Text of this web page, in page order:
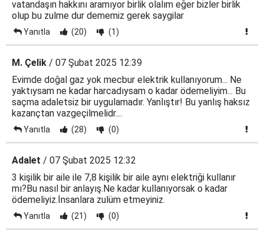
vatandaşın hakkını aramıyor birlik olalım eğer bizler birlik
olup bu zulme dur dememiz gerek saygilar
Yanıtla (20) (1)
M. Çelik / 07 Şubat 2025 12:39
Evimde doğal gaz yok mecbur elektrik kullanıyorum... Ne
yaktıysam ne kadar harcadıysam o kadar ödemeliyim... Bu
saçma adaletsiz bir uygulamadır. Yanlıştır! Bu yanlış haksız
kazançtan vazgeçilmelidr....
Yanıtla (28) (0)
Adalet / 07 Şubat 2025 12:32
3 kişilik bir aile ile 7,8 kişilik bir aile aynı elektriği kullanır
mı?Bu nasıl bir anlayış.Ne kadar kullanıyorsak o kadar
ödemeliyiz.İnsanlara zulüm etmeyiniz.
Yanıtla (21) (0)